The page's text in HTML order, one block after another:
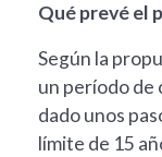
Qué prevé el
Según la
un período de
dado unos
límite de 15